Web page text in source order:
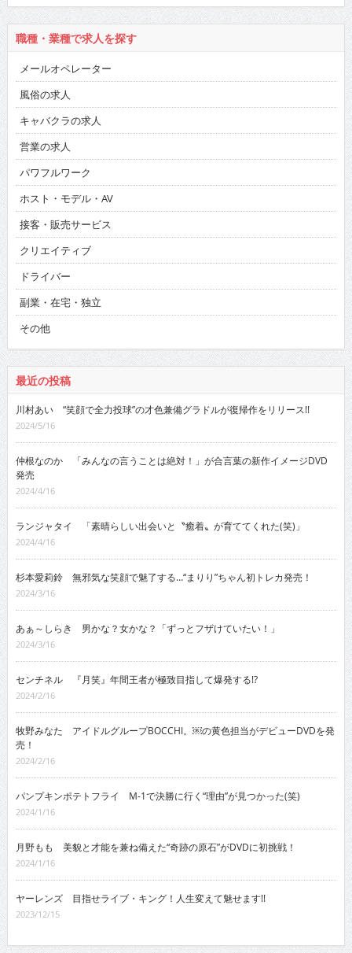
職種・業種で求人を探す
メールオペレーター
風俗の求人
キャバクラの求人
営業の求人
パワフルワーク
ホスト・モデル・AV
接客・販売サービス
クリエイティブ
ドライバー
副業・在宅・独立
その他
最近の投稿
川村あい “笑顔で全力投球”の才色兼備グラドルが復帰作をリリース!!
2024/5/16
仲根なのか 「みんなの言うことは絶対！」が合言葉の新作イメージDVD
発売
2024/4/16
ランジャタイ 「素晴らしい出会いと〝癒着〟が育ててくれた(笑)」
2024/4/16
杉本愛莉鈴 無邪気な笑顔で魅了する…“まりり”ちゃん初トレカ発売！
2024/3/16
あぁ～しらき 男かな？女かな？「ずっとフザけていたい！」
2024/3/16
センチネル 『月笑』年間王者が極致目指して爆発する!?
2024/2/16
牧野みなた アイドルグループBOCCHI。￼の黄色担当がデビューDVDを発
売！
2024/2/16
パンプキンポテトフライ M-1で決勝に行く“理由”が見つかった(笑)
2024/1/16
月野もも 美貌と才能を兼ね備えた“奇跡の原石”がDVDに初挑戦！
2024/1/16
ヤーレンズ 目指せライブ・キング！人生変えて魅せます!!
2023/12/15